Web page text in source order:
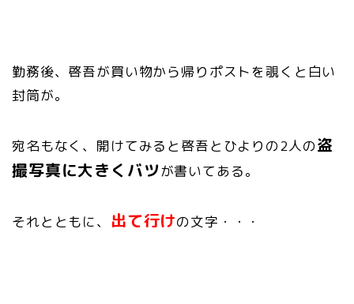
勤務後、啓吾が買い物から帰り ポストを覗くと白い
封筒が。
宛名もなく、開けてみると啓吾とひより の2人の盗
撮写真に大きくバツが書いてある。
それとともに、 出て行けの文字・・・